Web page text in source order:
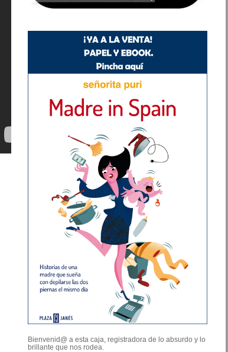
Bienvenid@ a esta caja, registradora de lo absurdo y lo
brillante que nos rodea.